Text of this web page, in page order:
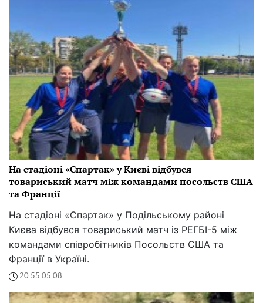
На стадіоні «Спартак» у Києві відбувся
товариський матч між командами посольств США
та Франції
На стадіоні «Спартак» у Подільському районі
Києва відбувся товариський матч із РЕГБІ-5 між
командами співробітників Посольств США та
Франції в Україні.
20:55 05.08